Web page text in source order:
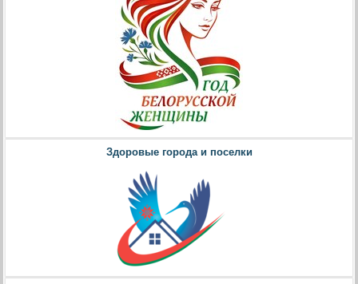
Здоровые города и поселки